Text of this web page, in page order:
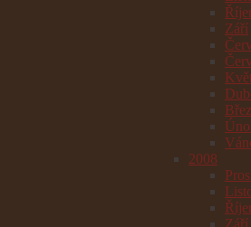
Září
2008
Září